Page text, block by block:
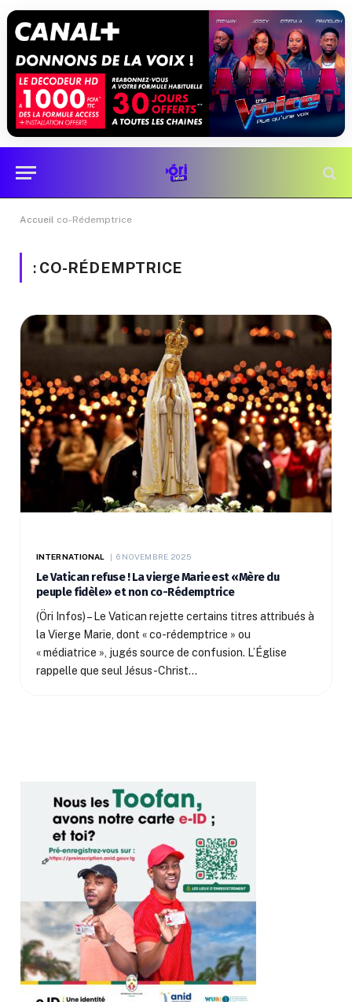
Accueil co-Rédemptrice
: CO-RÉDEMPTRICE
INTERNATIONAL 6 NOVEMBRE 2025
Le Vatican refuse ! La vierge Marie est «Mère du
peuple fidèle» et non co-Rédemptrice
(Öri Infos) – Le Vatican rejette certains titres attribués à
la Vierge Marie, dont « co-rédemptrice » ou
« médiatrice », jugés source de confusion. L’Église
rappelle que seul Jésus-Christ…